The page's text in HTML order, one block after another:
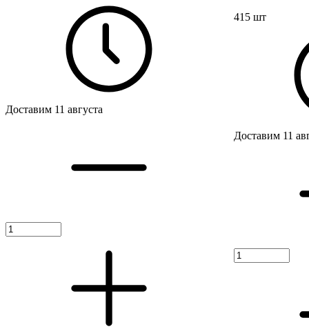
Доставим 11 августа
415 шт
Доставим 11